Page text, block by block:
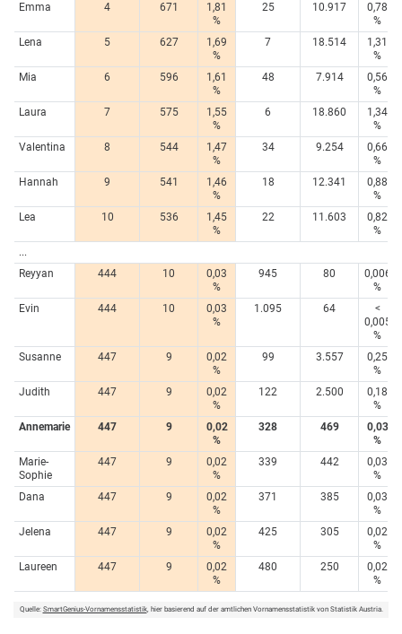
Emma
4 671
1,81
%
25 10.917
0,78
%
Lena
5 627
1,69
%
7 18.514
1,31
%
Mia
6 596
1,61
%
48 7.914
0,56
%
Laura
7 575
1,55
%
6 18.860
1,34
%
Valentina
8 544
1,47
%
34 9.254
0,66
%
Hannah
9 541
1,46
%
18 12.341
0,88
%
Lea
10 536
1,45
%
22 11.603
0,82
%
...
Reyyan
444 10
0,03
%
945 80
0,006
%
Evin
444 10
0,03
%
1.095 64
<
0,005
%
Susanne
447 9
0,02
%
99 3.557
0,25
%
Judith
447 9
0,02
%
122 2.500
0,18
%
Annemarie
447 9
0,02
%
328 469
0,03
%
Marie-
Sophie
447 9
0,02
%
339 442
0,03
%
Dana
447 9
0,02
%
371 385
0,03
%
Jelena
447 9
0,02
%
425 305
0,02
%
Laureen
447 9
0,02
%
480 250
0,02
%
Quelle: SmartGenius-Vornamensstatistik, hier basierend auf der amtlichen Vornamensstatistik von Statistik Austria.